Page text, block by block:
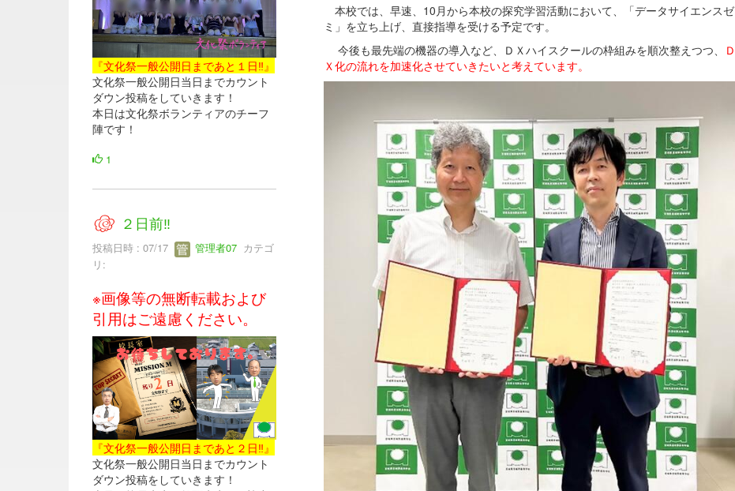
本校では、早速、10月から本校の探究学習活動において、「データサイエンスゼ
ミ」を立ち上げ、直接指導を受ける予定です。
今後も最先端の機器の導入など、ＤＸハイスクールの枠組みを順次整えつつ、
Ｄ
Ｘ化の流れを加速化させていきたいと考えています。
『文化祭一般公開日まであと１日‼』
文化祭一般公開日当日までカウント
ダウン投稿をしていきます！
本日は文化祭ボランティアのチーフ
陣です！
1
２日前‼
投稿日時 : 07/17 管理者07 カテゴ
リ:
※画像等の無断転載および
引用はご遠慮ください。
『文化祭一般公開日まであと２日‼』
文化祭一般公開日当日までカウント
ダウン投稿をしていきます！